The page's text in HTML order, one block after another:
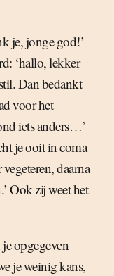
je, jonge god!’
‘hallo, lekker
Dan bedankt
voor het
iets anders…’
je ooit in coma
daarna
Ook zij weet het
je opgegeven
je weinig kans,